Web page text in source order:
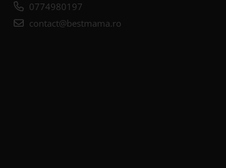
0774980197
contact@bestmama.ro